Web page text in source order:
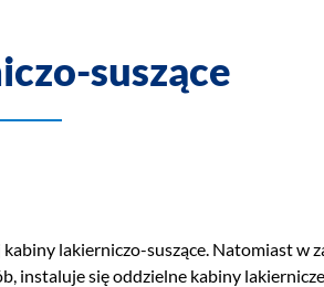
suszące
lakierniczo-suszące. Natomiast w
instaluje się oddzielne kabiny